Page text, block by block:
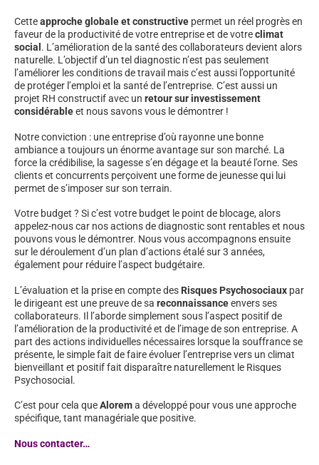
Cetteapproche globale et constructive permet un réel progrès en
faveur de la productivité de votre entreprise et de votreclimat
social . L’amélioration de la santé des collaborateurs devient alors
naturelle. L’objectif d’un tel diagnostic n’est pas seulement
l’améliorer les conditions de travail mais c’est aussi l’opportunité
de protéger l’emploi et la santé de l’entreprise. C’est aussi un
projet RH constructif avec un retour sur investissement
considérableet nous savons vous le démontrer !
Notre conviction : une entreprise d’où rayonne une bonne
ambiance a toujours un énorme avantage sur son marché. La
force la crédibilise, la sagesse s’en dégage et la beauté l’orne. Ses
clients et concurrents perçoivent une forme de jeunesse qui lui
permet de s’imposer sur son terrain.
Votre budget ? Si c’est votre budget le point de blocage, alors
appelez-nous car nos actions de diagnostic sont rentables et nous
pouvons vous le démontrer. Nous vous accompagnons ensuite
sur le déroulement d’un plan d’actions étalé sur 3 années,
également pour réduire l’aspect budgétaire.
L’évaluation et la prise en compte des Risques Psychosociaux par
le dirigeant est une preuve de sa reconnaissanceenvers ses
collaborateurs. Il l’aborde simplement sous l’aspect positif de
l’amélioration de la productivité et de l’image de son entreprise. A
part des actions individuelles nécessaires lorsque la souffrance se
présente, le simple fait de faire évoluer l’entreprise vers un climat
bienveillant et positif fait disparaître naturellement le Risques
Psychosocial.
C’est pour cela queAlorema développé pour vous une approche
spécifique, tant managériale que positive.
Nous contacter…